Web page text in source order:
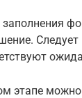
заполнения
этапе можно